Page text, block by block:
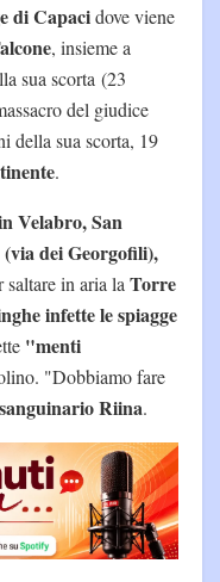
di Capacidove viene
, insieme a
sua scorta (23
del giudice
della sua scorta, 19
.
Velabro, San
dei Georgofili),
in aria laTorre
infette le spiagge
"menti
"Dobbiamo fare
sanguinario Riina.